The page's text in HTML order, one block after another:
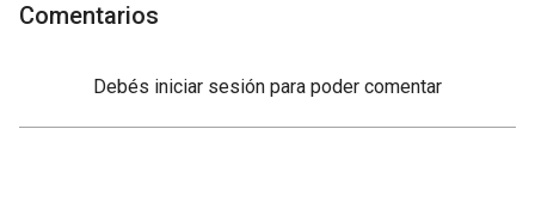
Comentarios
Debés iniciar sesión para poder comentar